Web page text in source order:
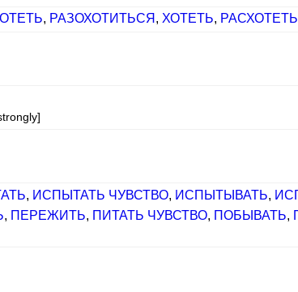
, РАЗОХОТИТЬСЯ , ХОТЕТЬ, РАСХОТЕТЬ
, ИСПЫТАТЬ ЧУВСТВО, ИСПЫТЫВАТЬ,
, ПЕРЕЖИТЬ, ПИТАТЬ ЧУВСТВО, ПОБЫВАТЬ,